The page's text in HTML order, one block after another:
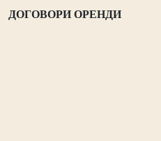
ДОГОВОРИ ОРЕНДИ